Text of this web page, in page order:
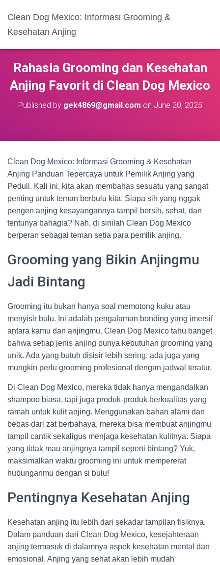
Clean Dog Mexico: Informasi Grooming &
Kesehatan Anjing
Rahasia Grooming dan Kesehatan
Anjing Favorit di Clean Dog Mexico
Published by gek4869@gmail.com on June 20, 2025
Clean Dog Mexico: Informasi Grooming & Kesehatan
Anjing Panduan Tepercaya untuk Pemilik Anjing yang
Peduli. Kali ini, kita akan membahas sesuatu yang sangat
penting untuk teman berbulu kita. Siapa sih yang nggak
pengen anjing kesayangannya tampil bersih, sehat, dan
tentunya bahagia? Nah, di sinilah Clean Dog Mexico
berperan sebagai teman setia para pemilik anjing.
Grooming yang Bikin Anjingmu
Jadi Bintang
Grooming itu bukan hanya soal memotong kuku atau
menyisir bulu. Ini adalah pengalaman bonding yang imersif
antara kamu dan anjingmu. Clean Dog Mexico tahu banget
bahwa setiap jenis anjing punya kebutuhan grooming yang
unik. Ada yang butuh disisir lebih sering, ada juga yang
mungkin perlu grooming profesional dengan jadwal teratur.
Di Clean Dog Mexico, mereka tidak hanya mengandalkan
shampoo biasa, tapi juga produk-produk berkualitas yang
ramah untuk kulit anjing. Menggunakan bahan alami dan
bebas dari zat berbahaya, mereka bisa membuat anjingmu
tampil cantik sekaligus menjaga kesehatan kulitnya. Siapa
yang tidak mau anjingnya tampil seperti bintang? Yuk,
maksimalkan waktu grooming ini untuk mempererat
hubunganmu dengan si bulu!
Pentingnya Kesehatan Anjing
Kesehatan anjing itu lebih dari sekadar tampilan fisiknya.
Dalam panduan dari Clean Dog Mexico, kesejahteraan
anjing termasuk di dalamnya aspek kesehatan mental dan
emosional. Anjing yang sehat akan lebih mudah